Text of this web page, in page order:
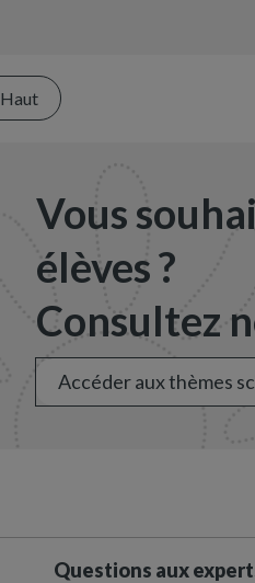
Haut
Vous
élèves ?
Consultez
Accéder aux thèmes
Questions aux